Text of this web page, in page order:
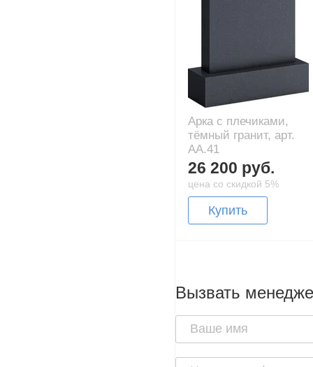
Арка с плечиками,
тёмный гранит, арт.
AA.41
26 200 руб.
цена со скидкой 5%
Купить
Вызвать